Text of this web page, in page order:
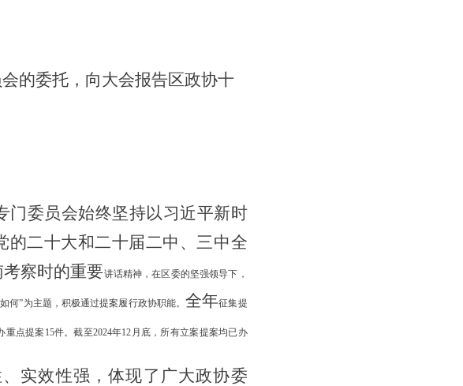
的委托，向大会报告区政协十
门委员会始终坚持以习近平新时
的二十大和二十届二中、三中全
考察时的重要讲话精神，在区委的坚强领导下，
何”为主题，积极通过提案履行政协职能。全年征集提
重点提案 15件。截至2024年12月底，所有立案提案均已办
实效性强，体现了广大政协委